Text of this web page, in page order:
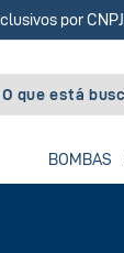
por CNPJ
BOMBAS